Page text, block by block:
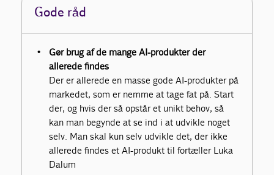
Gode råd
Gør brug af de mange AI-produkter der
allerede findes
Der er allerede en masse gode AI-produkter på
markedet, som er nemme at tage fat på. Start
der, og hvis der så opstår et unikt behov, så
kan man begynde at se ind i at udvikle noget
selv. Man skal kun selv udvikle det, der ikke
allerede findes et AI-produkt til fortæller Luka
Dalum